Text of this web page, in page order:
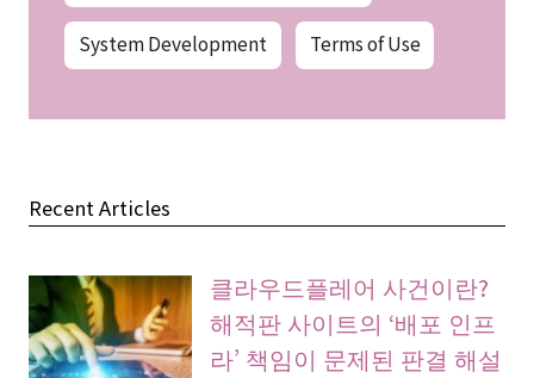
System Development Terms of Use
Recent Articles
클라우드플레어 사건이란?
해적판 사이트의 ‘배포 인프
라’ 책임이 문제된 판결 해설